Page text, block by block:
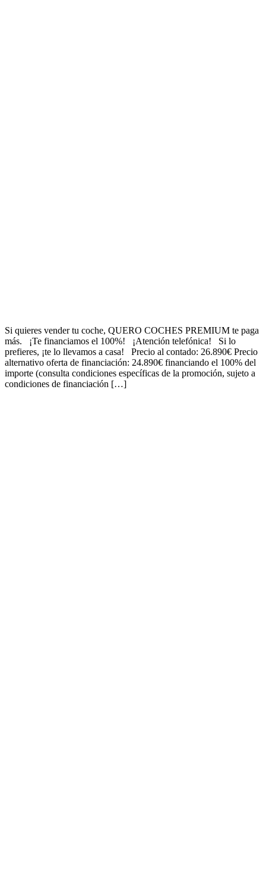
Si quieres vender tu coche, QUERO COCHES PREMIUM te paga
más. ¡Te financiamos el 100%! ¡Atención telefónica! Si lo
prefieres, ¡te lo llevamos a casa! Precio al contado: 26.890€ Precio
alternativo oferta de financiación: 24.890€ financiando el 100% del
importe (consulta condiciones específicas de la promoción, sujeto a
condiciones de financiación […]